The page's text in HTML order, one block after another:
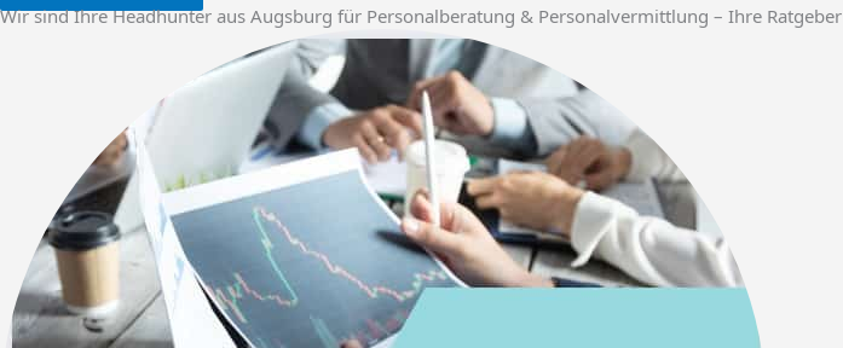
Wir sind Ihre Headhunter aus Augsburg für Personalberatung & Personalvermittlung – Ihre Ratgeber